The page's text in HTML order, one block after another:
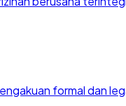
formal dan